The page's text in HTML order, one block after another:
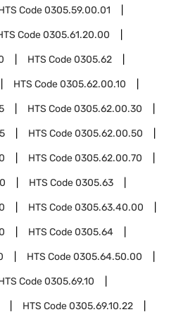
Code0305.59.00.01
Code0305.61.20.00
HTS Code0305.62
HTS Code0305.62.00.10
HTS Code0305.62.00.30
HTS Code0305.62.00.50
HTS Code0305.62.00.70
HTS Code0305.63
HTS Code0305.63.40.00
HTS Code0305.64
HTS Code0305.64.50.00
Code0305.69.10
HTS Code0305.69.10.22